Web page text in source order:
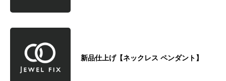
新品仕上げ【ネックレス ペンダント】